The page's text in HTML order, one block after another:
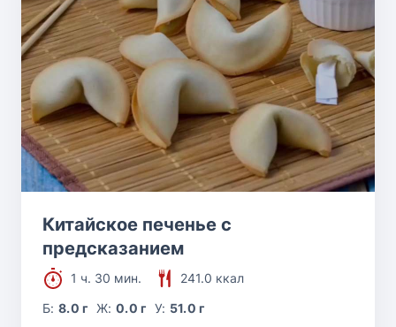
Китайское печенье с
предсказанием
1 ч. 30 мин.
241.0 ккал
Б:8.0 г Ж: 0.0 г У: 51.0 г